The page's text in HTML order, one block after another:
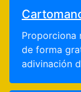
Proporciona
de forma
adivinación